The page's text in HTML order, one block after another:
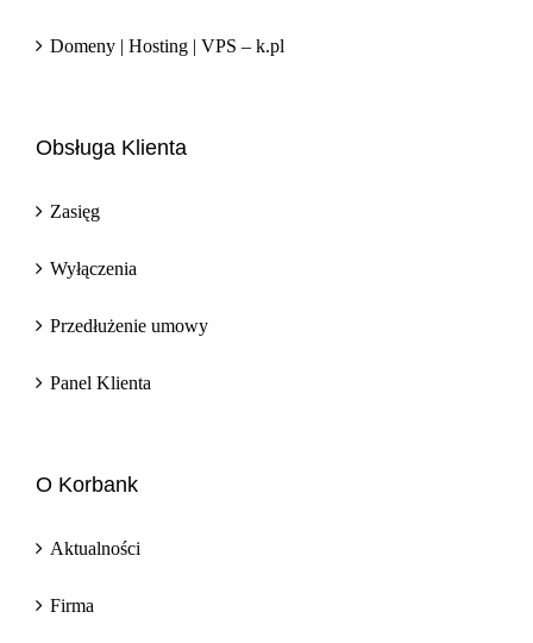
Domeny | Hosting | VPS – k.pl
Obsługa Klienta
Zasięg
Wyłączenia
Przedłużenie umowy
Panel Klienta
O Korbank
Aktualności
Firma